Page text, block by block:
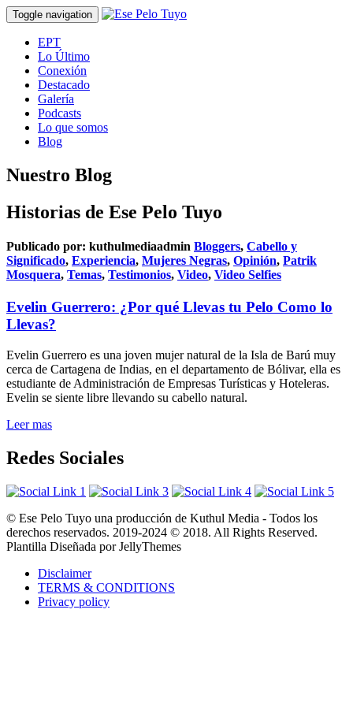
Toggle navigation
EPT
Lo Último
Conexión
Destacado
Galería
Podcasts
Lo que somos
Blog
Nuestro Blog
Historias de Ese Pelo Tuyo
Publicado por: kuthulmediaadmin Bloggers, Cabello y
Significado, Experiencia, Mujeres Negras, Opinión, Patrik
Mosquera, Temas, Testimonios, Video, Video Selfies
Evelin Guerrero: ¿Por qué Llevas tu Pelo Como lo
Llevas?
Evelin Guerrero es una joven mujer natural de la Isla de Barú muy
cerca de Cartagena de Indias, en el departamento de Bólivar, ella es
estudiante de Administración de Empresas Turísticas y Hoteleras.
Evelin se siente libre llevando su cabello natural.
Leer mas
Redes Sociales
© Ese Pelo Tuyo una producción de Kuthul Media - Todos los
derechos reservados. 2019-2024 © 2018. All Rights Reserved.
Plantilla Diseñada por JellyThemes
Disclaimer
TERMS & CONDITIONS
Privacy policy